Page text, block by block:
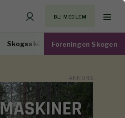
BLI MEDLEM
Skogsskötsel Virkesmarknad
Föreningen Skogen